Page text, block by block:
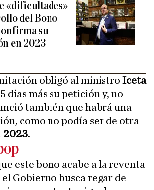
«dificultades»
del Bono
su
en 2023
obligó al ministro Iceta
días más su petición y, no
también que habrá una
como no podía ser de otra
2023.
este bono acabe a la reventa
el Gobierno busca regar de